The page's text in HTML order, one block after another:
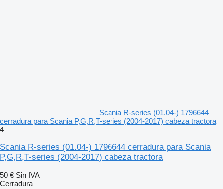
Scania R-series (01.04-) 1796644
cerradura para Scania P,G,R,T-series (2004-2017) cabeza tractora
4
Scania R-series (01.04-) 1796644 cerradura para Scania
P,G,R,T-series (2004-2017) cabeza tractora
50 € Sin IVA
Cerradura